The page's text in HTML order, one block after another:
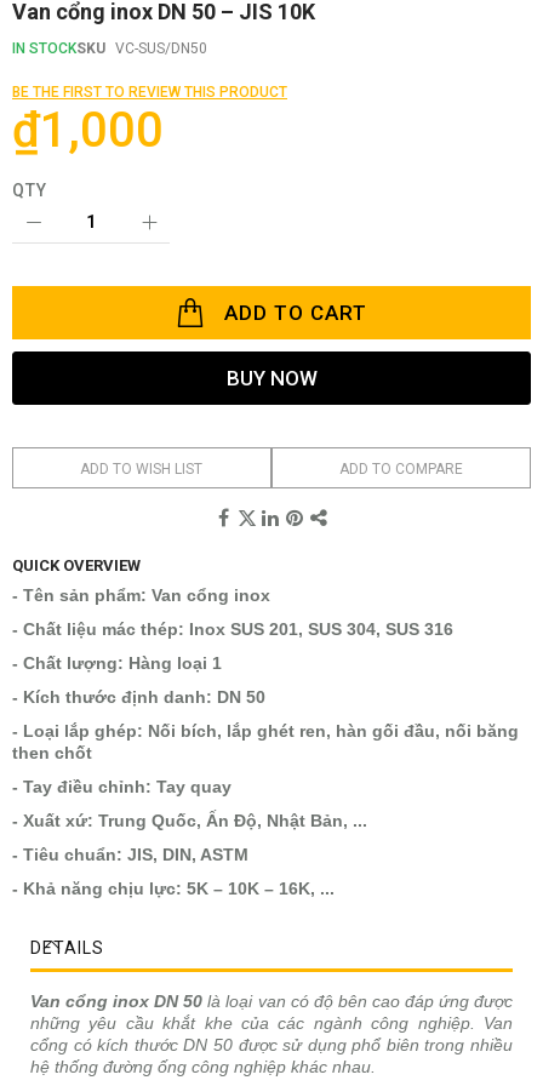
Skip
the
of
the
images
gallery
Van cổng inox DN 50 – JIS 10K
IN STOCKSKU VC-SUS/DN50
BE THE FIRST TO REVIEW THIS PRODUCT
₫1,000
QTY
ADD TO CART
BUY NOW
ADD TO WISH LIST ADD TO COMPARE
QUICK OVERVIEW
- Tên sản phẩm: Van cổng inox
- Chất liệu mác thép: Inox SUS 201, SUS 304, SUS 316
- Chất lượng: Hàng loại 1
- Kích thước định danh: DN 50
- Loại lắp ghép: Nối bích, lắp ghét ren, hàn gối đầu, nối băng
then chốt
- Tay điều chỉnh: Tay quay
- Xuất xứ: Trung Quốc, Ấn Độ, Nhật Bản, ...
- Tiêu chuẩn: JIS, DIN, ASTM
- Khả năng chịu lực: 5K – 10K – 16K, ...
DETAILS
Van cổng inox DN 50 là loại van có độ bên cao đáp ứng được
những yêu cầu khắt khe của các ngành công nghiệp. Van
cổng có kích thước DN 50 được sử dụng phổ biên trong nhiều
hệ thống đường ống công nghiệp khác nhau.